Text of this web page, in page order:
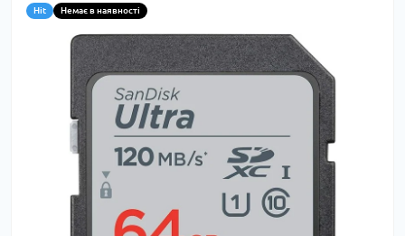
Hit Немає в наявності